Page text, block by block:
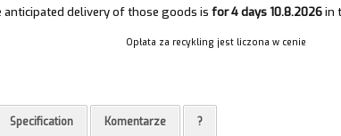
anticipated delivery of those goods is for 4 days10.8.2026in
Opłata za recykling jest liczona w cenie
Specification Komentarze ?